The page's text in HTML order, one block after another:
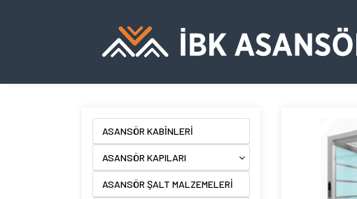
ASANSÖR KABİNLERİ
ASANSÖR KAPILARI
ASANSÖR ŞALT MALZEMELERİ